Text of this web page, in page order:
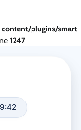
plugins/smart-
1247